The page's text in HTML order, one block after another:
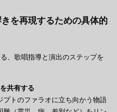
を再現するための具体的
、歌唱指導と演出のステップを
共有する
プトのファラオに立ち向かう物語